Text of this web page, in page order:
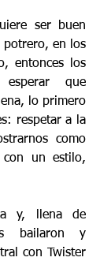
ser buen
potrero, en los
entonces los
que
lo primero
respetar a la
como
un estilo,
y, llena de
bailaron y
con Twister